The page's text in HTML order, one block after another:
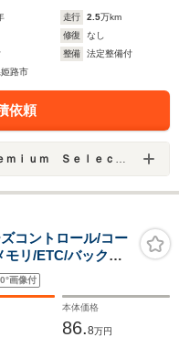
走行 2.5万km
修復
なし
整備
法定整備付
路市
依頼
Ｓｅｌｅｃｔｉｏｎ 姫路
コントロール/コー
リ/ETC/バックカ
Bluetooth/LEDヘ
正AW
画像付
本体価格
86.8万円